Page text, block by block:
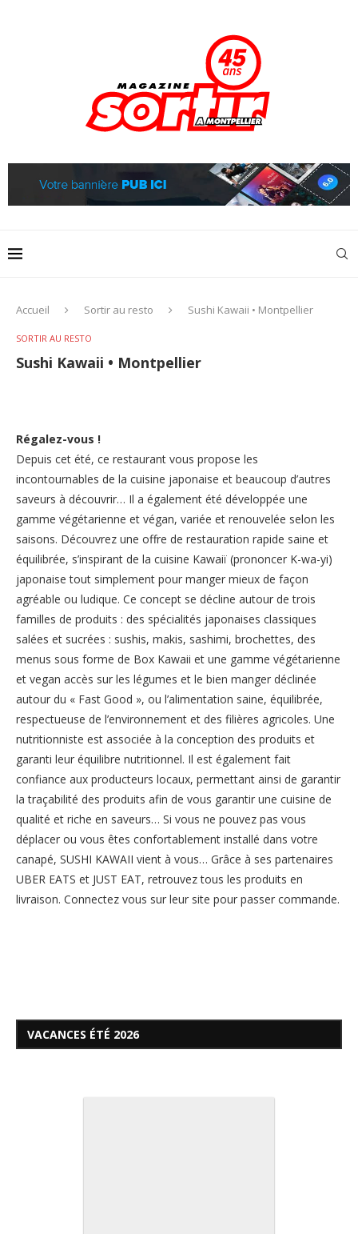
Accueil Sortir au resto Sushi Kawaii • Montpellier
SORTIR AU RESTO
Sushi Kawaii • Montpellier
Régalez-vous !
Depuis cet été, ce restaurant vous propose les
incontournables de la cuisine japonaise et beaucoup d’autres
saveurs à découvrir… Il a également été développée une
gamme végétarienne et végan, variée et renouvelée selon les
saisons. Découvrez une offre de restauration rapide saine et
équilibrée, s’inspirant de la cuisine Kawaiï (prononcer K-wa-yi)
japonaise tout simplement pour manger mieux de façon
agréable ou ludique. Ce concept se décline autour de trois
familles de produits : des spécialités japonaises classiques
salées et sucrées : sushis, makis, sashimi, brochettes, des
menus sous forme de Box Kawaii et une gamme végétarienne
et vegan accès sur les légumes et le bien manger déclinée
autour du « Fast Good », ou l’alimentation saine, équilibrée,
respectueuse de l’environnement et des filières agricoles. Une
nutritionniste est associée à la conception des produits et
garanti leur équilibre nutritionnel. Il est également fait
confiance aux producteurs locaux, permettant ainsi de garantir
la traçabilité des produits afin de vous garantir une cuisine de
qualité et riche en saveurs… Si vous ne pouvez pas vous
déplacer ou vous êtes confortablement installé dans votre
canapé, SUSHI KAWAII vient à vous… Grâce à ses partenaires
UBER EATS et JUST EAT, retrouvez tous les produits en
livraison. Connectez vous sur leur site pour passer commande.
VACANCES ÉTÉ 2026